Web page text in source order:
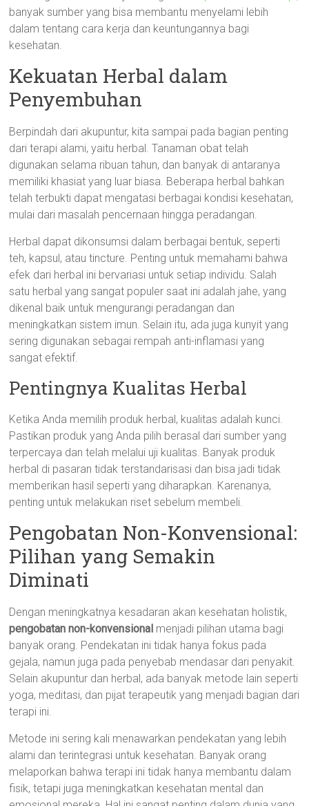
banyak sumber yang bisa membantu menyelami lebih
dalam tentang cara kerja dan keuntungannya bagi
kesehatan.
Kekuatan Herbal dalam
Penyembuhan
Berpindah dari akupuntur, kita sampai pada bagian penting
dari terapi alami, yaitu herbal. Tanaman obat telah
digunakan selama ribuan tahun, dan banyak di antaranya
memiliki khasiat yang luar biasa. Beberapa herbal bahkan
telah terbukti dapat mengatasi berbagai kondisi kesehatan,
mulai dari masalah pencernaan hingga peradangan.
Herbal dapat dikonsumsi dalam berbagai bentuk, seperti
teh, kapsul, atau tincture. Penting untuk memahami bahwa
efek dari herbal ini bervariasi untuk setiap individu. Salah
satu herbal yang sangat populer saat ini adalah jahe, yang
dikenal baik untuk mengurangi peradangan dan
meningkatkan sistem imun. Selain itu, ada juga kunyit yang
sering digunakan sebagai rempah anti-inflamasi yang
sangat efektif.
Pentingnya Kualitas Herbal
Ketika Anda memilih produk herbal, kualitas adalah kunci.
Pastikan produk yang Anda pilih berasal dari sumber yang
terpercaya dan telah melalui uji kualitas. Banyak produk
herbal di pasaran tidak terstandarisasi dan bisa jadi tidak
memberikan hasil seperti yang diharapkan. Karenanya,
penting untuk melakukan riset sebelum membeli.
Pengobatan Non-Konvensional:
Pilihan yang Semakin
Diminati
Dengan meningkatnya kesadaran akan kesehatan holistik,
pengobatan non-konvensional menjadi pilihan utama bagi
banyak orang. Pendekatan ini tidak hanya fokus pada
gejala, namun juga pada penyebab mendasar dari penyakit.
Selain akupuntur dan herbal, ada banyak metode lain seperti
yoga, meditasi, dan pijat terapeutik yang menjadi bagian dari
terapi ini.
Metode ini sering kali menawarkan pendekatan yang lebih
alami dan terintegrasi untuk kesehatan. Banyak orang
melaporkan bahwa terapi ini tidak hanya membantu dalam
fisik, tetapi juga meningkatkan kesehatan mental dan